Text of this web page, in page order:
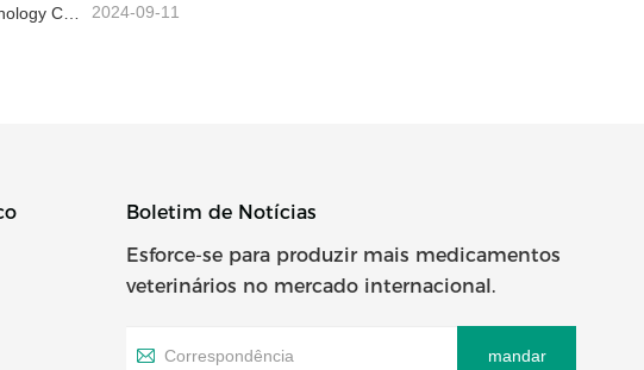
Visita do cliente Jinan GSY Biotechnology Co., Ltd 2024-09-11
Boletim de Notícias
Esforce-se para produzir mais medicamentos
veterinários no mercado internacional.
mandar